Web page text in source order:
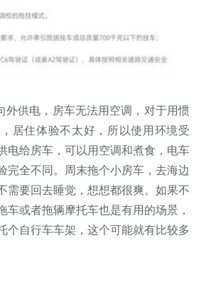
外供电，房车无法用空调，对于用惯
居住体验不太好，所以使用环境受
电给房车，可以用空调和煮食，电车
完全不同。周末拖个小房车，去海边
需要回去睡觉，想想都很爽。如果不
车或者拖辆摩托车也是有用的场景，
个自行车车架，这个可能就有比较多